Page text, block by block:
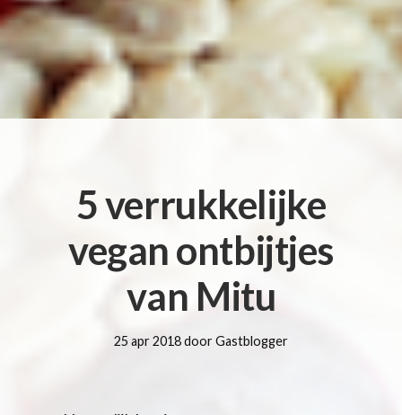
5 verrukkelijke
vegan ontbijtjes
van Mitu
25 apr 2018 door Gastblogger